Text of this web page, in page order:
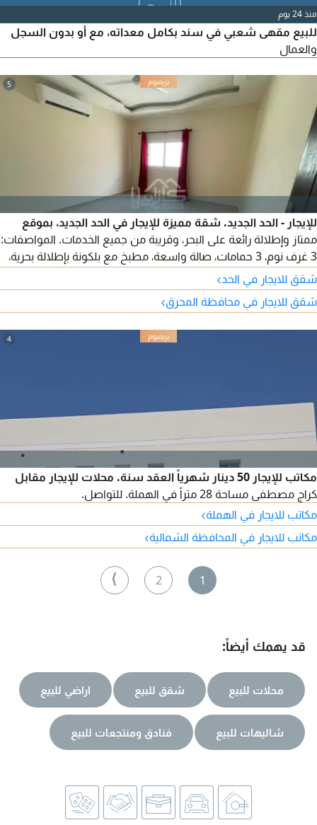
منذ 24 يوم
للبيع مقهى شعبي في سند بكامل معداته، مع أو بدون السجل
والعمال
5
للإيجار - الحد الجديد. شقة مميزة للإيجار في الحد الجديد، بموقع
ممتاز وإطلالة رائعة على البحر، وقريبة من جميع الخدمات. المواصفات:
3 غرف نوم، 3 حمامات، صالة واسعة، مطبخ مع بلكونة بإطلالة بحرية،
الكهرباء غير مشمولة. للتواصل والاستفسار.
شقق للايجار في الحد›
شقق للايجار في محافظة المحرق›
4
مكاتب للإيجار 50 دينار شهرياً العقد سنة. محلات للإيجار مقابل
كراج مصطفى مساحة 28 متراً في الهملة. للتواصل.
مكاتب للايجار في الهملة›
مكاتب للايجار في المحافظة الشمالية›
1
2
⟩
قد يهمك أيضاً:
محلات للبيع شقق للبيع اراضي للبيع
شاليهات للبيع فنادق ومنتجعات للبيع